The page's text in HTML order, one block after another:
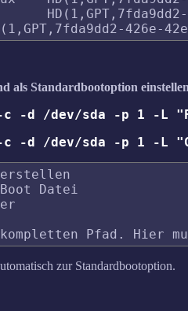
als Standardbootoption
c -d /dev/sda -p 1 -L
-c -d /dev/sda -p 1 -L
Datei
zur Standardbootoption.